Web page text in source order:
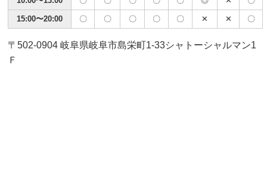
15:00〜20:00 〇 〇 〇 〇 〇 ✕ ✕ 〇
〒502-0904 岐阜県岐阜市島栄町1-33シャトーシャルマン1
Ｆ